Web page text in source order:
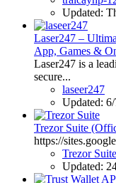
Updated:
Laser247 –
App, Games &
Laser247 is a
secure...
laseer247
Updated:
Trezor Suite
https://
Trezor Suite
Updated: